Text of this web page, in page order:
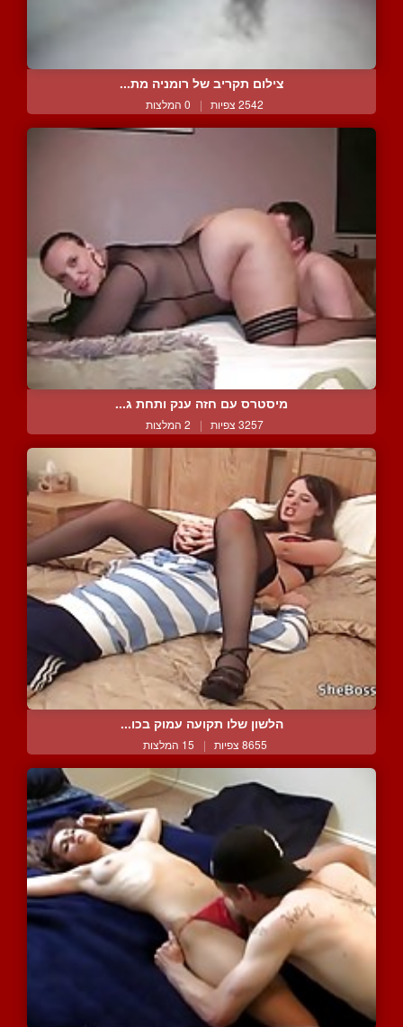
צילום תקריב של רומניה מת...
2542 צפיות | 0 המלצות
מיסטרס עם חזה ענק ותחת ג...
3257 צפיות | 2 המלצות
הלשון שלו תקועה עמוק בכו...
8655 צפיות | 15 המלצות